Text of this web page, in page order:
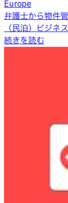
Europe
弁護士から物件
（民泊）ビジネ
続きを読む